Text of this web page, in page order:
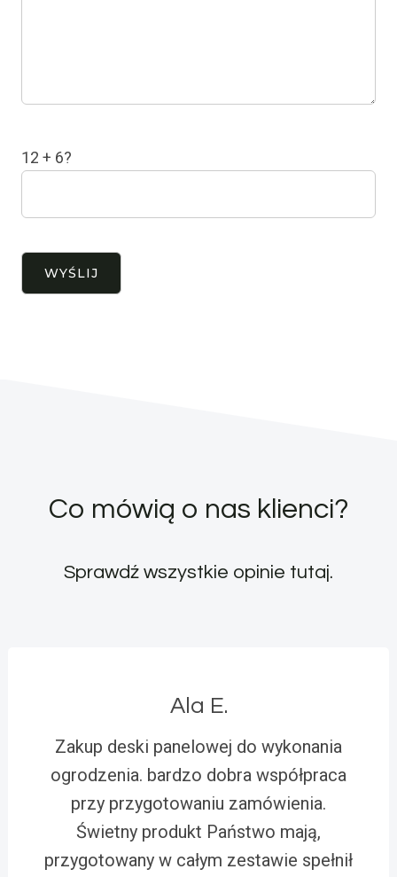
12 + 6?
Co mówią o nas klienci?
Sprawdź wszystkie opinie tutaj.
Ala E.
Zakup deski panelowej do wykonania
ogrodzenia. bardzo dobra współpraca
przy przygotowaniu zamówienia.
Świetny produkt Państwo mają,
przygotowany w całym zestawie spełnił